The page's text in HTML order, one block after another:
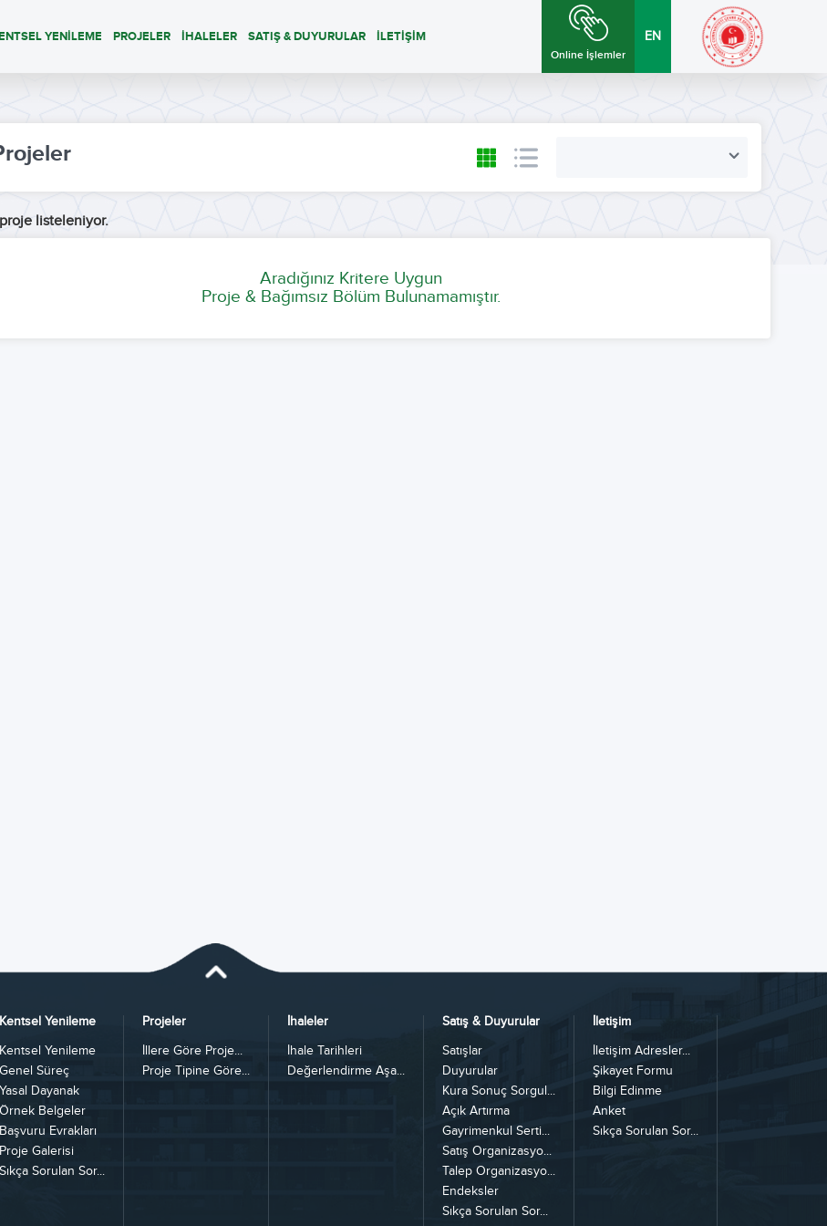
YENİLEME PROJELER İHALELER SATIŞ & DUYURULAR İLETİŞİM
Online İşlemler
EN
listeleniyor.
Aradığınız Kritere Uygun
Proje & Bağımsız Bölüm Bulunamamıştır.
Kentsel Yenileme
Kentsel Yenileme
Genel Süreç
Yasal Dayanak
Örnek Belgeler
Başvuru Evrakları
Proje Galerisi
Sıkça Sorulan Sor...
Projeler
İllere Göre Proje...
Proje Tipine Göre...
İhaleler
İhale Tarihleri
Değerlendirme Aşa...
Satış & Duyurular
Satışlar
Duyurular
Kura Sonuç Sorgul...
Açık Artırma
Gayrimenkul Serti...
Satış Organizasyo...
Talep Organizasyo...
Endeksler
Sıkça Sorulan Sor...
İletişim
İletişim Adresler...
Şikayet Formu
Bilgi Edinme
Anket
Sıkça Sorulan Sor...